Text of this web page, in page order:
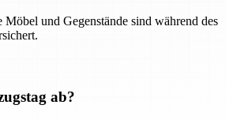
Möbel und Gegenstände sind während des
ab?